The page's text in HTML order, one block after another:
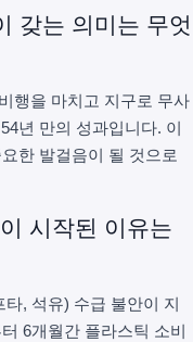
갖는 의미는 무엇
행을 마치고 지구로 무사
년 만의 성과입니다. 이
한 발걸음이 될 것으로
시작된 이유는
, 석유) 수급 불안이 지
6개월간 플라스틱 소비